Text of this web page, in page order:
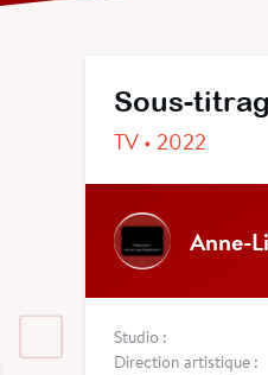
Sous-
TV • 2022
Anne-
Studio :
Direction artistique :